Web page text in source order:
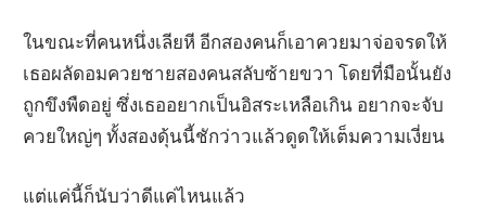
ในขณะที่คนหนึ่งเลียหี อีกสองคนก็เอาควยมาจ่อจรดให้
เธอผลัดอมควยชายสองคนสลับซ้ายขวา โดยที่มือนั้นยัง
ถูกขึงพืดอยู่ ซึ่งเธออยากเป็นอิสระเหลือเกิน อยากจะจับ
ควยใหญ่ๆ ทั้งสองดุ้นนี้ชักว่าวแล้วดูดให้เต็มความเงี่ยน
แต่แค่นี้ก็นับว่าดีแค่ไหนแล้ว